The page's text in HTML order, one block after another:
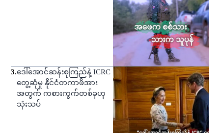
3.ဒေါ်အောင်ဆန်းစုကြည်နဲ့ ICRC
တွေ့ဆုံမှု နိုင်ငံတကာဖိအား
အတွက် ကစားကွက်တစ်ခုဟု
သုံးသပ်